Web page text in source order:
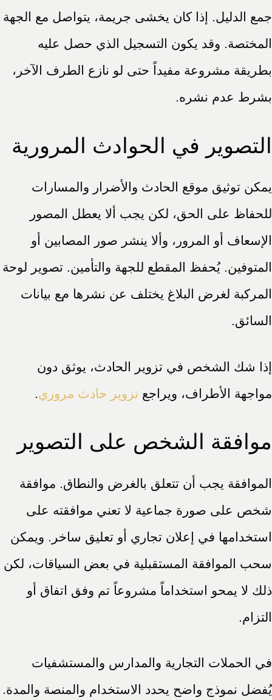
جمع الدليل. إذا كان يخشى جريمة، يتواصل مع الجهة
المختصة. وقد يكون التسجيل الذي حصل عليه
بطريقة مشروعة مفيداً حتى لو نازع الطرف الآخر،
بشرط عدم نشره.
التصوير في الحوادث المرورية
يمكن توثيق موقع الحادث والأضرار والمسارات
للحفاظ على الحق، لكن يجب ألا يعطل المصور
الإسعاف أو المرور، وألا ينشر صور المصابين أو
المتوفين. يُحفظ المقطع للجهة والتأمين. تصوير لوحة
المركبة لغرض البلاغ يختلف عن نشرها مع بيانات
السائق.
إذا شك الشخص في تزوير الحادث، يوثق دون
مواجهة الأطراف، ويراجع تزوير حادث مروري
موافقة الشخص على التصوير
الموافقة يجب أن تتعلق بالغرض والنطاق. موافقة
شخص على صورة جماعية لا تعني موافقته على
استخدامها في إعلان تجاري أو تعليق ساخر. ويمكن
سحب الموافقة المستقبلية في بعض السياقات، لكن
ذلك لا يمحو استخداماً مشروعاً تم وفق اتفاق أو
التزام.
في الحملات التجارية والمدارس والمستشفيات
يُفضل نموذج واضح يحدد الاستخدام والمنصة والمدة.